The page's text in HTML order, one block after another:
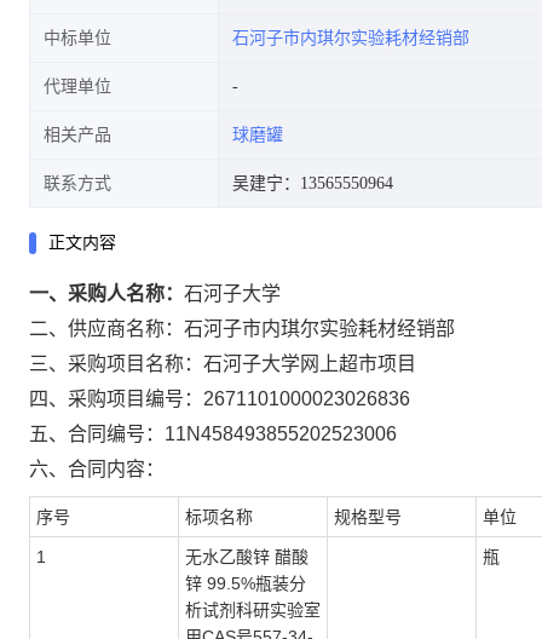
中标单位 石河子市内琪尔实验耗材经销部
代理单位
相关产品 球磨罐
联系方式 吴建宁：13565550964
正文内容
一、采购人名称： 石河子大学
二、供应商名称： 石河子市内琪尔实验耗材经销部
三、采购项目名称： 石河子大学网上超市项目
四、采购项目编号： 2671101000023026836
五、合同编号： 11N458493855202523006
六、合同内容：
序号 标项名称 规格型号 单位
1
无水乙酸锌 醋酸
锌 99.5%瓶装分
析试剂科研实验室
瓶